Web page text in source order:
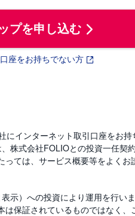
プを申し込む
座をお持ちでない方
インターネット取引口座をお持
株式会社FOLIOとの投資一任契
ては、サービス概要等をよくお
示）への投資により運用を行い
保証されているものではなく、